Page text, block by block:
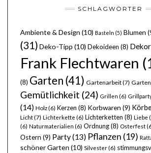
SCHLAGWÖRTER
Ambiente & Design (10) Basteln (5) Blumen
(31) Deko-Tipp (10) Dekoideen (8)
Frank Flechtwaren
(8) Garten (41) Gartenarbeit(7)
Gemütlichkeit (24) Grillen (6)
(14) Holz(6) Kerzen (8) Korbwaren (9)
Licht(7) Lichterkette (6) Lichterketten (8) Liebe
(6) Naturmaterialien (6) Ordnung(8) Osterfest
Ostern (9) Party(13) Pflanzen (19)
schöner Garten (10) Silvester(6)